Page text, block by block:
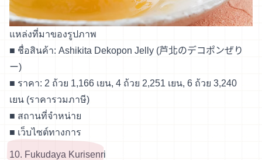
แหล่งที่มาของรูปภาพ
■ ชื่อสินค้า: Ashikita Dekopon Jelly (芦北のデコポンぜり
ー)
■ ราคา: 2 ถ้วย 1,166 เยน, 4 ถ้วย 2,251 เยน, 6 ถ้วย 3,240
เยน (ราคารวมภาษี)
■ สถานที่จำหน่าย
■ เว็บไซต์ทางการ
10. Fukudaya Kurisenri